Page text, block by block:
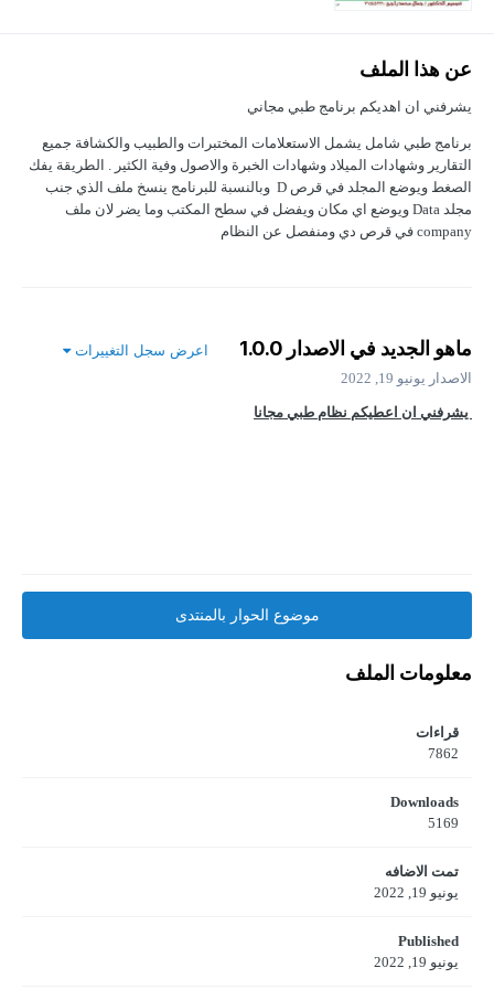
عن هذا الملف
يشرفني ان اهديكم برنامج طبي مجاني
برنامج طبي شامل يشمل الاستعلامات المختبرات والطبيب والكشافة جميع
التقارير وشهادات الميلاد وشهادات الخبرة والاصول وفية الكثير . الطريقة يفك
الصغط ويوضع المجلد في قرص D وبالنسبة للبرنامج ينسخ ملف الذي جنب
مجلد Data ويوضع اي مكان ويفضل في سطح المكتب وما يضر لان ملف
company في قرص دي ومنفصل عن النظام
ماهو الجديد في الاصدار 1.0.0 اعرض سجل التغييرات
الاصدار يونيو 19, 2022
يشرفني ان اعطيكم نظام طبي مجانا
موضوع الحوار بالمنتدى
معلومات الملف
قراءات
7862
Downloads
5169
تمت الاضافه
يونيو 19, 2022
Published
يونيو 19, 2022